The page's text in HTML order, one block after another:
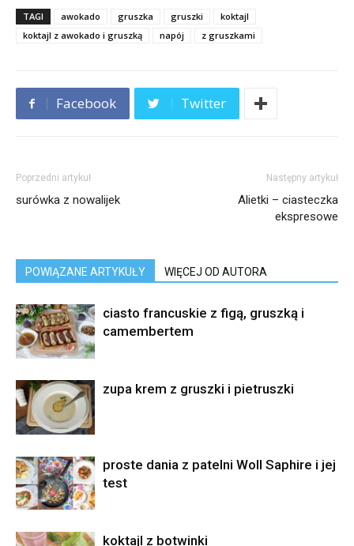
TAGI awokado gruszka gruszki
koktajl
koktajl z awokado i gruszką
napój z gruszkami
Facebook Twitter
Poprzedni artykuł
surówka z nowalijek
Następny artykuł
Alietki – ciasteczka
ekspresowe
POWIĄZANE ARTYKUŁY WIĘCEJ OD AUTORA
ciasto francuskie z figą, gruszką i
camembertem
zupa krem z gruszki i pietruszki
proste dania z patelni Woll Saphire i jej
test
koktajl z botwinki